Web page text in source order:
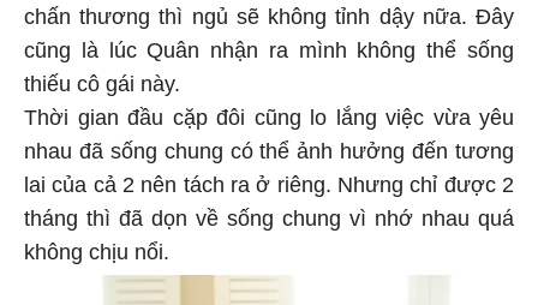
chấn thương thì ngủ sẽ không tỉnh dậy nữa. Đây
cũng là lúc Quân nhận ra mình không thể sống
thiếu cô gái này.
Thời gian đầu cặp đôi cũng lo lắng việc vừa yêu
nhau đã sống chung có thể ảnh hưởng đến tương
lai của cả 2 nên tách ra ở riêng. Nhưng chỉ được 2
tháng thì đã dọn về sống chung vì nhớ nhau quá
không chịu nổi.